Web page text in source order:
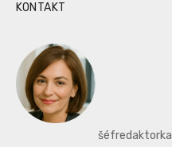
KONTAKT
šéfredaktorka